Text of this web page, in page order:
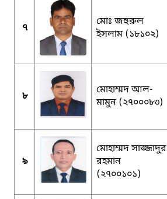
৭
মোঃ জহুরুল
ইসলাম (১৮১০২)
৮
মোহাম্মদ আল-
মামুন (২৭০০০৮৩)
৯
মোহাম্মদ সাজ্জাদুর
রহমান
(২৭০০১০১)